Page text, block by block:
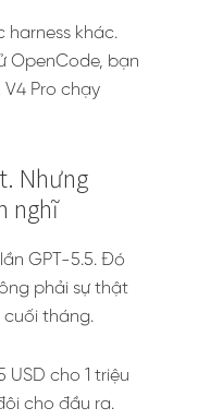
harness khác.
OpenCode, bạn
Pro chạy
Nhưng
nghĩ
GPT-5.5. Đó
phải sự thật
cuối tháng.
USD cho 1 triệu
cho đầu ra.